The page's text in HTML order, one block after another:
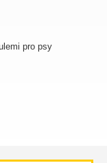
pro psy